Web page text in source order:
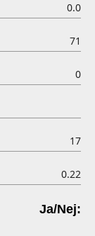
0.0
71
0
17
0.22
Ja/Nej: